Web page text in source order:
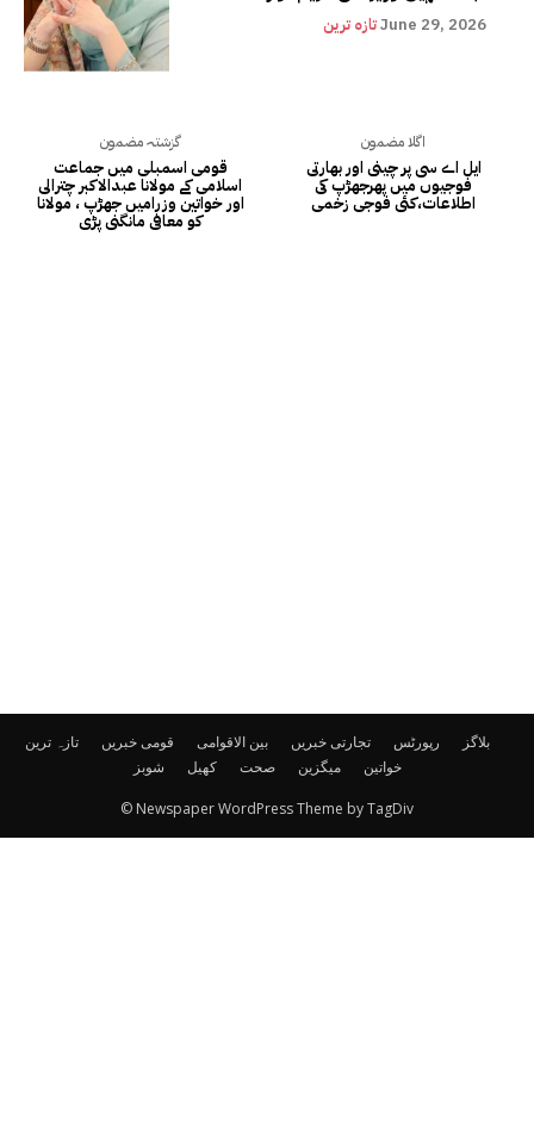
تازہ ترین قومی خبریں بین الاقوامی تجارتی خبریں رپورٹس
بلاگز
شوبز
کھیل صحت میگزین خواتین
© Newspaper WordPress Theme by TagDiv